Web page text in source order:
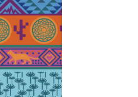
cultural.